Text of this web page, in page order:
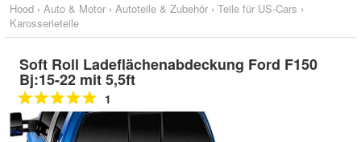
Hood › Auto & Motor › Autoteile & Zubehör › Teile für US-Cars ›
Karosserieteile
Soft Roll Ladeflächenabdeckung Ford F150
Bj:15-22 mit 5,5ft
1